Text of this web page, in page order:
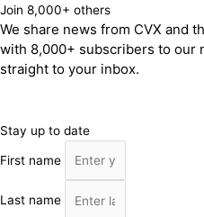
Join 8,000+ others
We share news from CVX and
with 8,000+ subscribers to our
straight to your inbox.
Stay up to date
First name
Last name